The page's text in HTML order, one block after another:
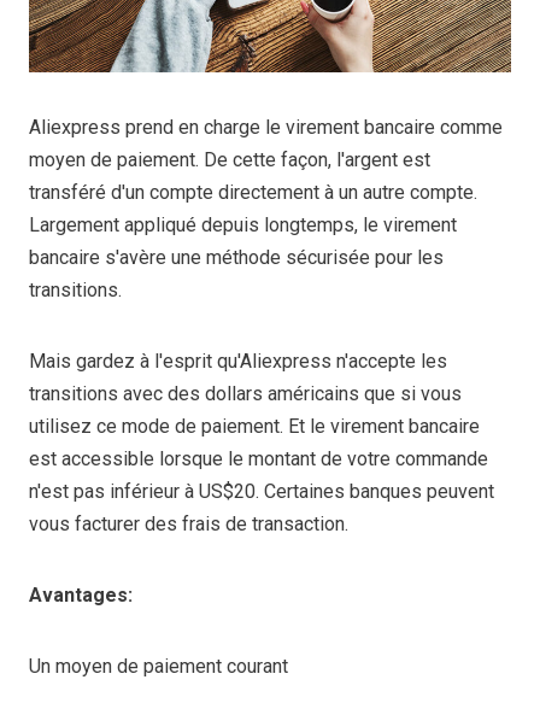
Aliexpress prend en charge le virement bancaire comme
moyen de paiement. De cette façon, l'argent est
transféré d'un compte directement à un autre compte.
Largement appliqué depuis longtemps, le virement
bancaire s'avère une méthode sécurisée pour les
transitions.
Mais gardez à l'esprit qu'Aliexpress n'accepte les
transitions avec des dollars américains que si vous
utilisez ce mode de paiement. Et le virement bancaire
est accessible lorsque le montant de votre commande
n'est pas inférieur à US$20. Certaines banques peuvent
vous facturer des frais de transaction.
Avantages:
Un moyen de paiement courant